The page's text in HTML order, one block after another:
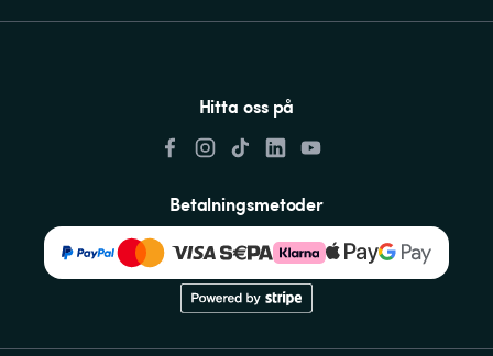
Hitta oss på
Betalningsmetoder